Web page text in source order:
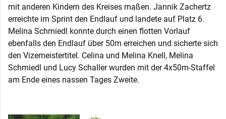
mit anderen Kindern des Kreises maßen. Jannik Zachertz
erreichte im Sprint den Endlauf und landete auf Platz 6.
Melina Schmiedl konnte durch einen flotten Vorlauf
ebenfalls den Endlauf über 50m erreichen und sicherte sich
den Vizemeistertitel. Celina und Melina Knell, Melina
Schmiedl und Lucy Schaller wurden mit der 4x50m-Staffel
am Ende eines nassen Tages Zweite.